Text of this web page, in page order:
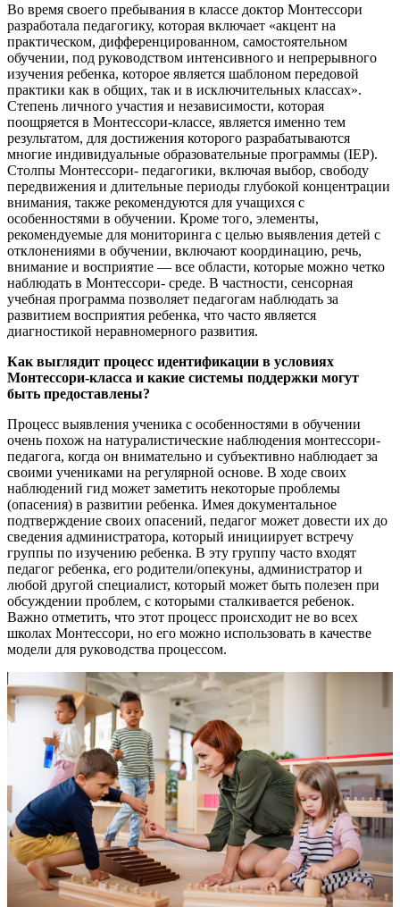
Во время своего пребывания в классе доктор Монтессори
разработала педагогику, которая включает «акцент на
практическом, дифференцированном, самостоятельном
обучении, под руководством интенсивного и непрерывного
изучения ребенка, которое является шаблоном передовой
практики как в общих, так и в исключительных классах».
Степень личного участия и независимости, которая
поощряется в Монтессори-классе, является именно тем
результатом, для достижения которого разрабатываются
многие индивидуальные образовательные программы (IEP).
Столпы Монтессори- педагогики, включая выбор, свободу
передвижения и длительные периоды глубокой концентрации
внимания, также рекомендуются для учащихся с
особенностями в обучении. Кроме того, элементы,
рекомендуемые для мониторинга с целью выявления детей с
отклонениями в обучении, включают координацию, речь,
внимание и восприятие — все области, которые можно четко
наблюдать в Монтессори- среде. В частности, сенсорная
учебная программа позволяет педагогам наблюдать за
развитием восприятия ребенка, что часто является
диагностикой неравномерного развития.
Как выглядит процесс идентификации в условиях
Монтессори-класса и какие системы поддержки могут
быть предоставлены?
Процесс выявления ученика с особенностями в обучении
очень похож на натуралистические наблюдения монтессори-
педагога, когда он внимательно и субъективно наблюдает за
своими учениками на регулярной основе. В ходе своих
наблюдений гид может заметить некоторые проблемы
(опасения) в развитии ребенка. Имея документальное
подтверждение своих опасений, педагог может довести их до
сведения администратора, который инициирует встречу
группы по изучению ребенка. В эту группу часто входят
педагог ребенка, его родители/опекуны, администратор и
любой другой специалист, который может быть полезен при
обсуждении проблем, с которыми сталкивается ребенок.
Важно отметить, что этот процесс происходит не во всех
школах Монтессори, но его можно использовать в качестве
модели для руководства процессом.